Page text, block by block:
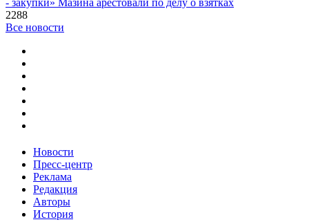
- закупки» Мазина арестовали по делу о взятках
2288
Все новости
Новости
Пресс-центр
Реклама
Редакция
Авторы
История